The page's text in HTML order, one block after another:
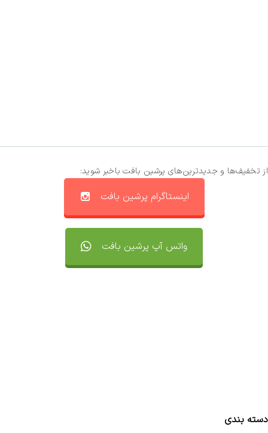
از تخفیف‌ها و جدیدترین‌های پرشین بافت باخبر شوید:
اینستاگرام پرشین بافت
واتس آپ پرشین بافت
دسته بندی